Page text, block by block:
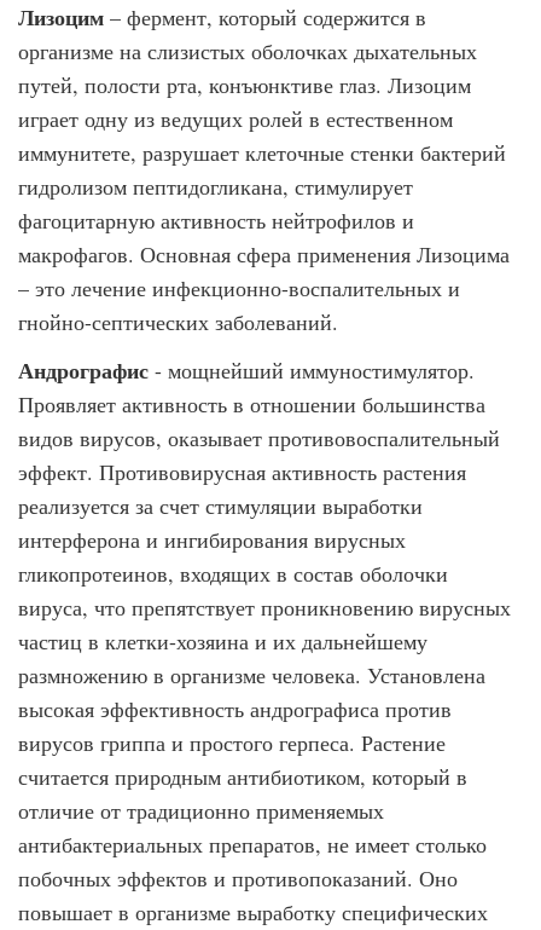
Лизоцим – фермент, который содержится в
организме на слизистых оболочках дыхательных
путей, полости рта, конъюнктиве глаз. Лизоцим
играет одну из ведущих ролей в естественном
иммунитете, разрушает клеточные стенки бактерий
гидролизом пептидогликана, стимулирует
фагоцитарную активность нейтрофилов и
макрофагов. Основная сфера применения Лизоцима
– это лечение инфекционно-воспалительных и
гнойно-септических заболеваний.
Андрографис - мощнейший иммуностимулятор.
Проявляет активность в отношении большинства
видов вирусов, оказывает противовоспалительный
эффект. Противовирусная активность растения
реализуется за счет стимуляции выработки
интерферона и ингибирования вирусных
гликопротеинов, входящих в состав оболочки
вируса, что препятствует проникновению вирусных
частиц в клетки-хозяина и их дальнейшему
размножению в организме человека. Установлена
высокая эффективность андрографиса против
вирусов гриппа и простого герпеса. Растение
считается природным антибиотиком, который в
отличие от традиционно применяемых
антибактериальных препаратов, не имеет столько
побочных эффектов и противопоказаний. Оно
повышает в организме выработку специфических